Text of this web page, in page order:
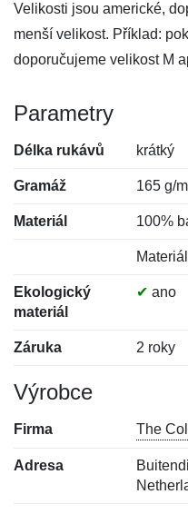
Velikosti jsou americké,
menší velikost. Příklad:
doporučujeme velikost M
Parametry
Délka rukávů krátký
Gramáž 165 g/
Materiál 100%
Ekologický
materiál
✔ ano
Záruka 2 roky
Výrobce
Firma The
Adresa